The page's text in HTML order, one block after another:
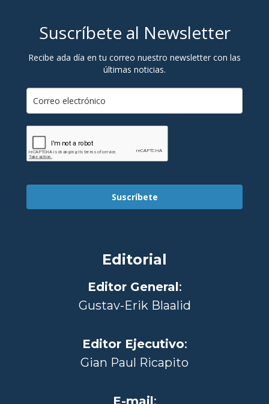
Suscríbete al Newsletter
Recibe ada día en tu correo nuestro newsletter con las
últimas noticias.
Suscríbete
Editorial
Editor General:
Gustav-Erik Blaalid
Editor Ejecutivo:
Gian Paul Ricapito
E-mail: